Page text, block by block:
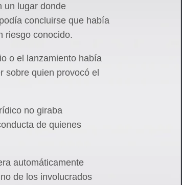
un lugar donde
concluirse que había
riesgo conocido.
o el lanzamiento había
sobre quien provocó el
no giraba
de quienes
automáticamente
de los involucrados